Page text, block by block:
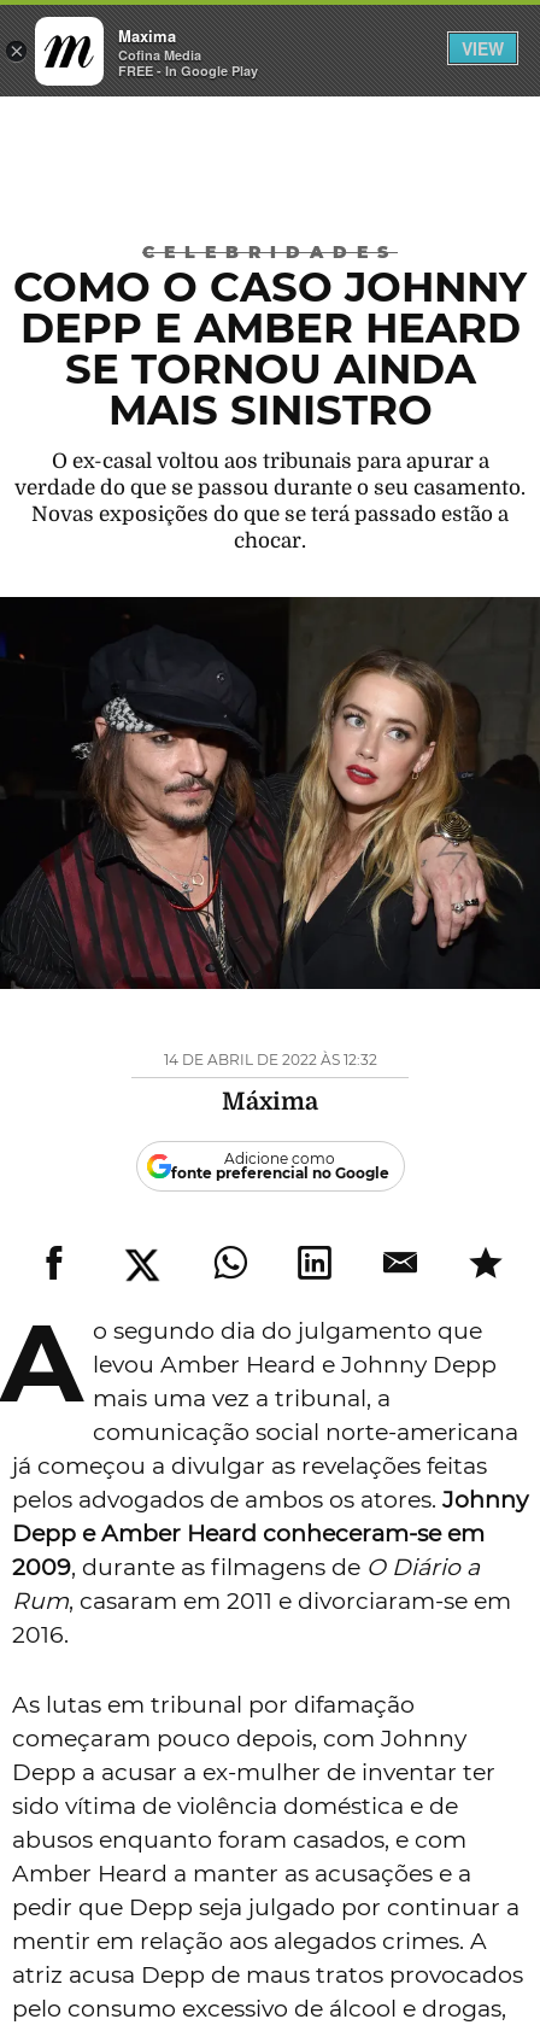
×
Maxima
Cofina Media
FREE - In Google Play
VIEW
CELEBRIDADES
COMO O CASO JOHNNY
DEPP E AMBER HEARD
SE TORNOU AINDA
MAIS SINISTRO
O ex-casal voltou aos tribunais para apurar a
verdade do que se passou durante o seu casamento.
Novas exposições do que se terá passado estão a
chocar.
14 DE ABRIL DE 2022 ÀS 12:32
Máxima
Adicione como
fonte preferencial no Google
A o segundo dia do julgamento que
levou Amber Heard e Johnny Depp
mais uma vez a tribunal, a
comunicação social norte-americana
já começou a divulgar as revelações feitas
pelos advogados de ambos os atores. Johnny
Depp e Amber Heard conheceram-se em
2009, durante as filmagens de O Diário a
Rum, casaram em 2011 e divorciaram-se em
2016.
As lutas em tribunal por difamação
começaram pouco depois, com Johnny
Depp a acusar a ex-mulher de inventar ter
sido vítima de violência doméstica e de
abusos enquanto foram casados, e com
Amber Heard a manter as acusações e a
pedir que Depp seja julgado por continuar a
mentir em relação aos alegados crimes. A
atriz acusa Depp de maus tratos provocados
pelo consumo excessivo de álcool e drogas,